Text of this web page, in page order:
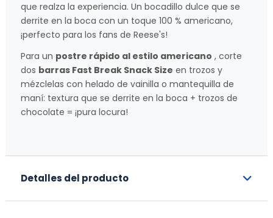
que realza la experiencia. Un bocadillo dulce que se
derrite en la boca con un toque 100 % americano,
¡perfecto para los fans de Reese's!
Para un postre rápido al estilo americano , corte
dos barras Fast Break Snack Size en trozos y
mézclelas con helado de vainilla o mantequilla de
maní: textura que se derrite en la boca + trozos de
chocolate = ¡pura locura!
Detalles del producto